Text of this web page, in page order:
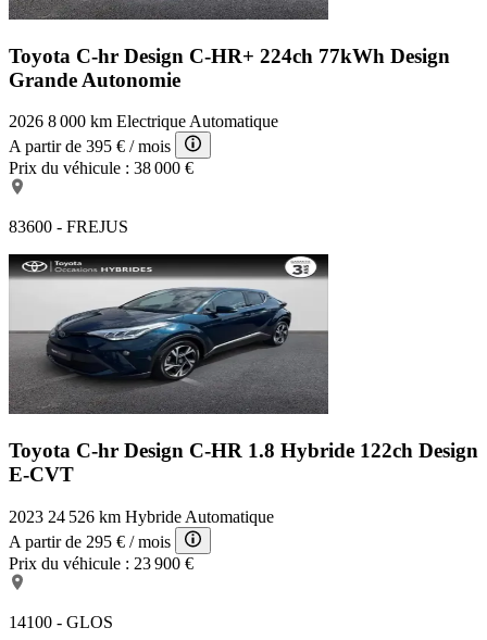
Toyota C-hr Design C-HR+ 224ch 77kWh Design
Grande Autonomie
2026 8 000 km ElectriqueAutomatique
A partir de 395 € / mois
Prix du véhicule : 38 000 €
83600 - FREJUS
Toyota C-hr Design C-HR 1.8 Hybride 122ch Design
E-CVT
2023 24 526 km Hybride Automatique
A partir de 295 € / mois
Prix du véhicule : 23 900 €
14100 - GLOS